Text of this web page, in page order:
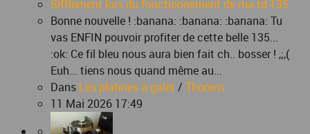
Sifflement lors du fonctionnement de ma td-135
Bonne nouvelle ! :banana: :banana: :banana: Tu
vas ENFIN pouvoir profiter de cette belle 135...
:ok: Ce fil bleu nous aura bien fait ch.. bosser ! ,;,(
Euh... tiens nous quand même au...
Dans Les platines à galet / Thorens
11 Mai 2026 17:49